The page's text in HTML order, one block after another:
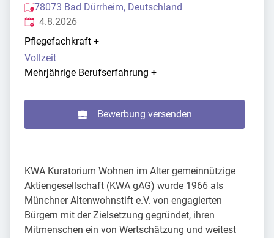
78073 Bad Dürrheim, Deutschland
Veröffentlicht
4.8.2026
Pflegefachkraft +
Vollzeit
Mehrjährige Berufserfahrung +
Bewerbung versenden
KWA Kuratorium Wohnen im Alter gemeinnützige
Aktiengesellschaft (KWA gAG) wurde 1966 als
Münchner Altenwohnstift e.V. von engagierten
Bürgern mit der Zielsetzung gegründet, ihren
Mitmenschen ein von Wertschätzung und weitest